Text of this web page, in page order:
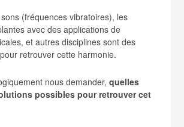
(fréquences vibratoires), les
avec des applications de
et autres disciplines sont des
retrouver cette harmonie.
nous demander,quelles
possibles pour retrouver cet